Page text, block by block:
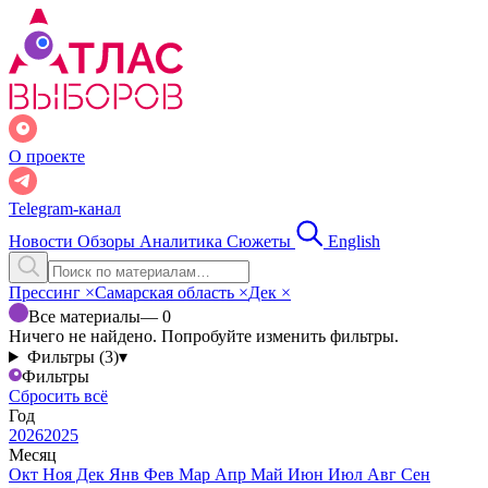
О проекте
Telegram-канал
Новости Обзоры Аналитика Сюжеты English
Прессинг ×Самарская область ×Дек ×
Все материалы— 0
Ничего не найдено. Попробуйте изменить фильтры.
Фильтры (3)▾
Фильтры
Сбросить всё
Год
20262025
Месяц
Окт Ноя Дек Янв Фев Мар Апр Май Июн Июл Авг Сен